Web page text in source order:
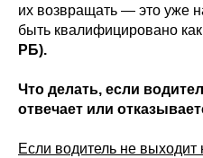
их возвращать — это уже
быть квалифицировано
РБ).
Что делать, если
отвечает или
Если водитель не выходит